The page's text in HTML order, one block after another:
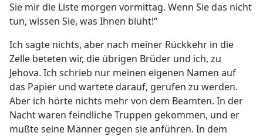
Sie mir die Liste morgen vormittag. Wenn Sie das nicht
tun, wissen Sie, was Ihnen blüht!“
Ich sagte nichts, aber nach meiner Rückkehr in die
Zelle beteten wir, die übrigen Brüder und ich, zu
Jehova. Ich schrieb nur meinen eigenen Namen auf
das Papier und wartete darauf, gerufen zu werden.
Aber ich hörte nichts mehr von dem Beamten. In der
Nacht waren feindliche Truppen gekommen, und er
mußte seine Männer gegen sie anführen. In dem